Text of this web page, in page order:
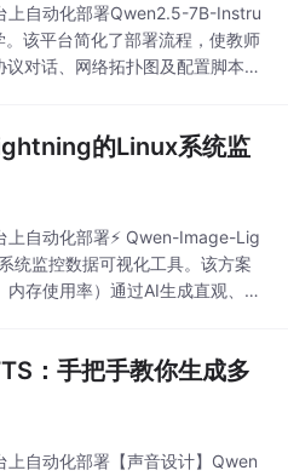
上自动化部署Qwen2.5-7B-Instru
该平台简化了部署流程，使教师
对话、网络拓扑图及配置脚本，
的Linux系统监
上自动化部署⚡ Qwen-Image-Lig
统监控数据可视化工具。该方案
存使用率）通过AI生成直观、专
：手把手教你生成多
上自动化部署【声音设计】Qwen